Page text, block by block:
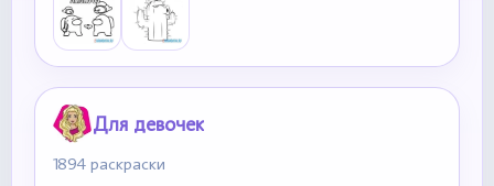
Для девочек
1894 раскраски